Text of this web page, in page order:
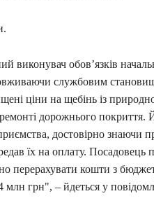
виконувач обов’язків
службовим
ціни на щебінь із
дорожнього покриття.
достовірно знаючи
їх на оплату. Посадовець
перерахувати кошти з
млн грн", – йдеться у